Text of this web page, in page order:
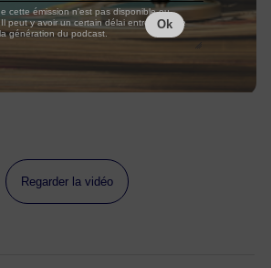
Regarder la vidéo
cette émission n'est pas disponible ou
peut y avoir un certain délai entre la fin de
génération du podcast.
Ok